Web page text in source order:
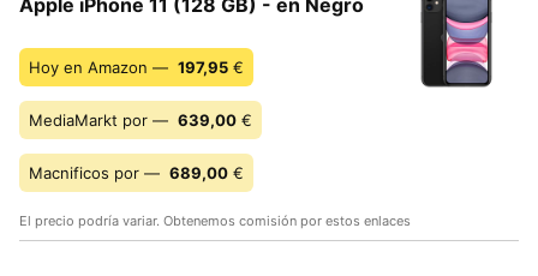
Hoy en Amazon — 197,95 €
MediaMarkt por — 639,00 €
Macnificos por — 689,00 €
El precio podría variar. Obtenemos comisión por estos enlaces